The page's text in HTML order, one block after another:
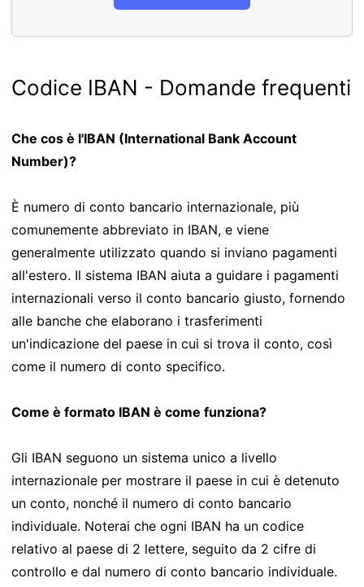
Codice IBAN - Domande frequenti
Che cos è l'IBAN (International Bank Account
Number)?
È numero di conto bancario internazionale, più
comunemente abbreviato in IBAN, e viene
generalmente utilizzato quando si inviano pagamenti
all'estero. Il sistema IBAN aiuta a guidare i pagamenti
internazionali verso il conto bancario giusto, fornendo
alle banche che elaborano i trasferimenti
un'indicazione del paese in cui si trova il conto, così
come il numero di conto specifico.
Come è formato IBAN è come funziona?
Gli IBAN seguono un sistema unico a livello
internazionale per mostrare il paese in cui è detenuto
un conto, nonché il numero di conto bancario
individuale. Noterai che ogni IBAN ha un codice
relativo al paese di 2 lettere, seguito da 2 cifre di
controllo e dal numero di conto bancario individuale.